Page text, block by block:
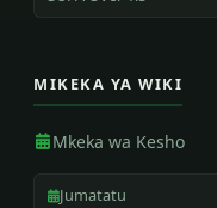
MIKEKA YA WIKI
Mkeka wa Kesho
Jumatatu